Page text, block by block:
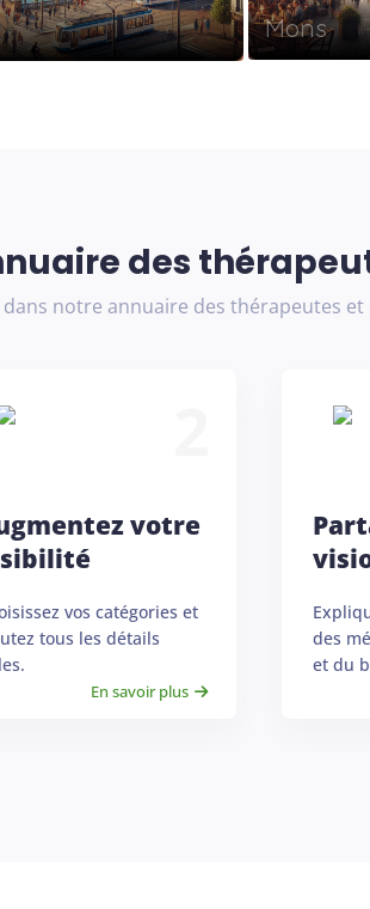
Mons
des
notre annuaire des thérapeutes et
votre
vos catégories et
tous les détails
En savoir plus
des
et du